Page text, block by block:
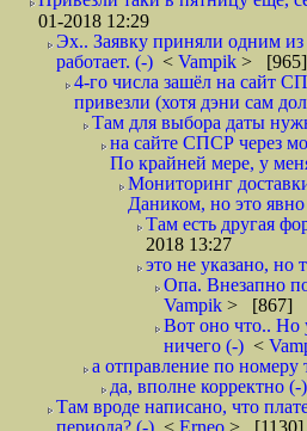
01-2018 12:29
Эх.. Заявку приняли одним из
работает. (-) < Vampik > [965]
4-го числа зашёл на сайт
привезли (хотя дэни сам
Там для выбора даты
на сайте СПСР через
По крайней мере, у
Мониторинг
Даником, но это
Там есть другая
2018 13:27
это не указано,
Опа. Внезапно
Vampik > [867]
Вот оно что.. Но
ничего (-) <
а отправление по
да, вполне корректно (-)
Там вроде написано, что
периода? (-) < Erneo > [1130]